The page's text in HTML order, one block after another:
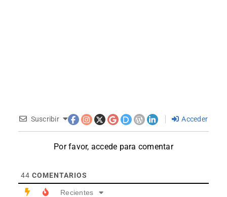
Suscribir Acceder
Por favor, accede para comentar
44 COMENTARIOS
Recientes